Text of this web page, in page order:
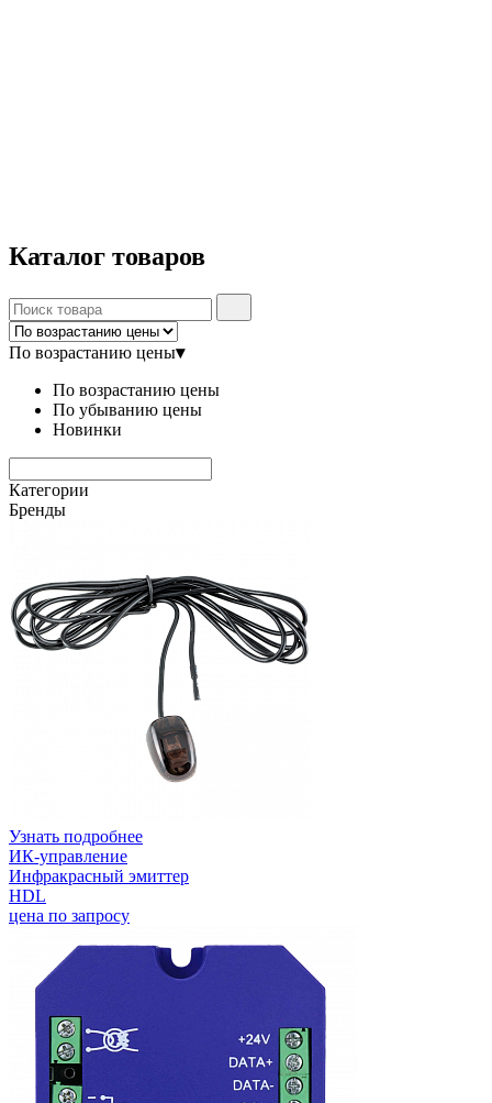
Каталог товаров
По возрастанию цены▾
По возрастанию цены
По убыванию цены
Новинки
Категории
Бренды
Узнать подробнее
ИК-управление
Инфракрасный эмиттер
HDL
цена по запросу